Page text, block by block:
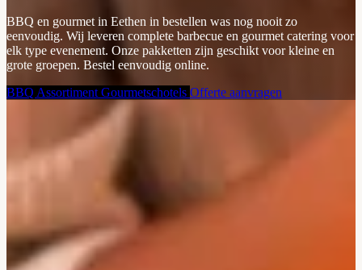
BBQ en gourmet in Eethen in bestellen was nog nooit zo
eenvoudig. Wij leveren complete barbecue en gourmet catering voor
elk type evenement. Onze pakketten zijn geschikt voor kleine en
grote groepen. Bestel eenvoudig online.
BBQ Assortiment Gourmetschotels Offerte aanvragen